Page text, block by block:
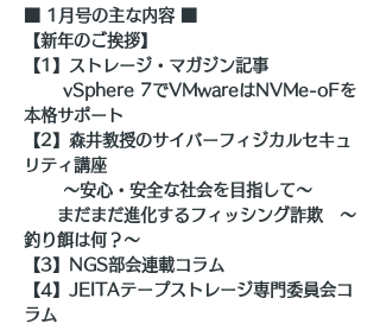
■ 1月号の主な内容 ■
【新年のご挨拶】
【1】ストレージ・マガジン記事
vSphere 7でVMwareはNVMe-oFを
本格サポート
【2】森井教授のサイバーフィジカルセキュ
リティ講座
～安心・安全な社会を目指して～
まだまだ進化するフィッシング詐欺　～
釣り餌は何？～
【3】NGS部会連載コラム
【4】JEITAテープストレージ専門委員会コ
ラム